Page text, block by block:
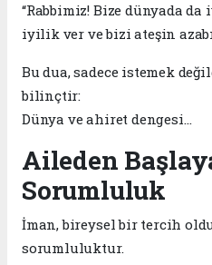
“Rabbimiz! Bize dünyada
iyilik ver ve bizi ateşin
Bu dua, sadece istemek
bilinçtir:
Dünya ve ahiret dengesi…
Aileden
Sorumluluk
İman, bireysel bir tercih
sorumluluktur.